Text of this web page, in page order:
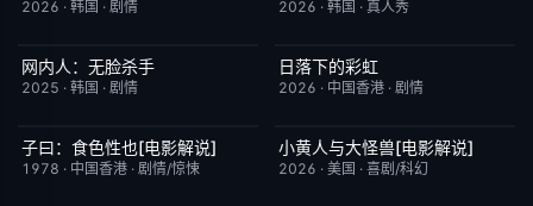
2026 · 韩国 · 剧情 2026 · 韩国 · 真人秀
今日更新
网内人：无脸杀手
2025 · 韩国 · 剧情
更新至第6集
日落下的彩虹
2026 · 中国香港 · 剧情
已完结
子曰：食色性也[电影解说]
1978 · 中国香港 · 剧情/惊悚
已完结
小黄人与大怪兽[电影解说]
2026 · 美国 · 喜剧/科幻